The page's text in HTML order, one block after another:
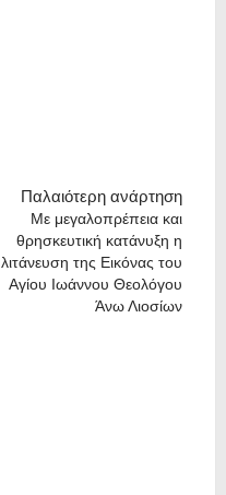
Παλαιότερη ανάρτηση
Με μεγαλοπρέπεια και
θρησκευτική κατάνυξη η
λιτάνευση της Εικόνας του
Αγίου Ιωάννου Θεολόγου
Άνω Λιοσίων